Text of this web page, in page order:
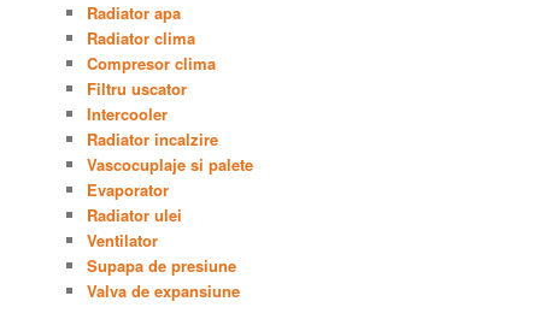
Radiator apa
Radiator clima
Compresor clima
Filtru uscator
Intercooler
Radiator incalzire
Vascocuplaje si palete
Evaporator
Radiator ulei
Ventilator
Supapa de presiune
Valva de expansiune